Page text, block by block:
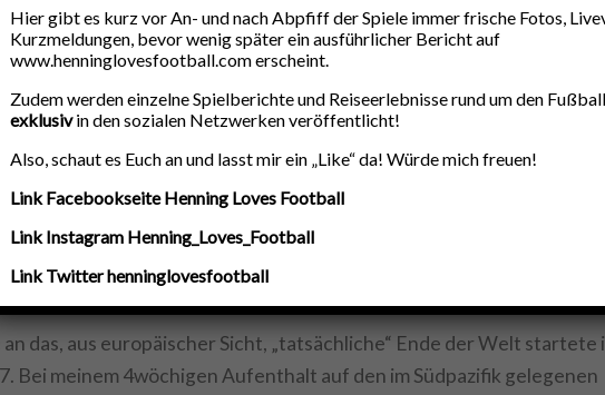
Reisen stoße ich gelegentlich auf Orte, die man aufgrund einer
als „das andere Ende der Welt“ bezeichnen könnte. Als
ich hier die völlig verlassene Innenstadt des portugiesischen
nach einem Spiel der UEFA Europa-League oder auch den
nennen, der kurz nach Mitternacht eher an eine Folge der Zombie-
Dead“ erinnerte.
das, aus europäischer Sicht, „tatsächliche“ Ende der Welt startete
Bei meinem 4wöchigen Aufenthalt auf den im Südpazifik gelegenen
Hier gibt es kurz vor An- und nach Abpfiff der Spiele immer frische Fotos,
Kurzmeldungen, bevor wenig später ein ausführlicher Bericht auf
www.henninglovesfootball.com erscheint.
Zudem werden einzelne Spielberichte und Reiseerlebnisse rund um den
exklusivin den sozialen Netzwerken veröffentlicht!
Also, schaut es Euch an und lasst mir ein „Like“ da! Würde mich freuen!
Link Facebookseite Henning Loves Football
Link Instagram Henning_Loves_Football
Link Twitter henninglovesfootball